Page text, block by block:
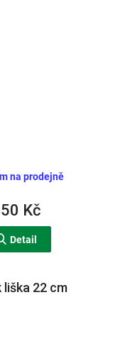
na prodejně
Kč
Detail
liška 22 cm